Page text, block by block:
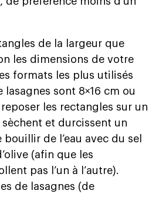
de la largeur que
les dimensions de votre
formats les plus utilisés
lasagnes sont 8×16 cm ou
les rectangles sur un
et durcissent un
de l’eau avec du sel
(afin que les
pas l’un à l’autre).
de lasagnes (de